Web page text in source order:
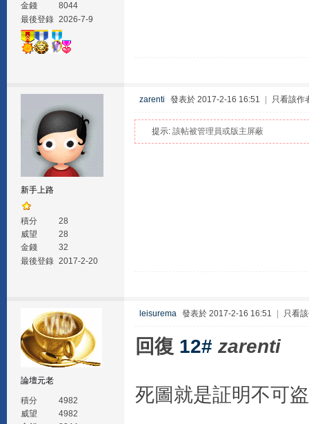
金錢
8044
最後登錄 2026-7-9
新手上路
積分
28
威望
28
金錢
32
最後登錄 2017-2-20
zarenti 發表於 2017-2-16 16:51 只看該作
提示: 該帖被管理員或版主屏蔽
論壇元老
積分
4982
威望
4982
leisurema 發表於 2017-2-16 16:51 只看
回復 12# zarenti
死圖就是証明不可